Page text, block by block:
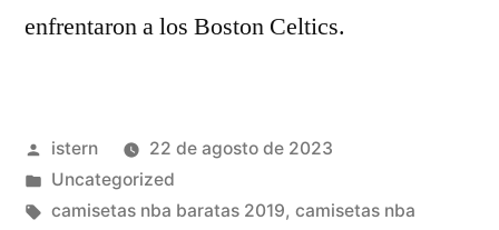
enfrentaron a los Boston Celtics.
Publicado
por
istern
22 de agosto de 2023
Publicado
en
Uncategorized
Etiquetas:
camisetas nba baratas 2019, camisetas nba